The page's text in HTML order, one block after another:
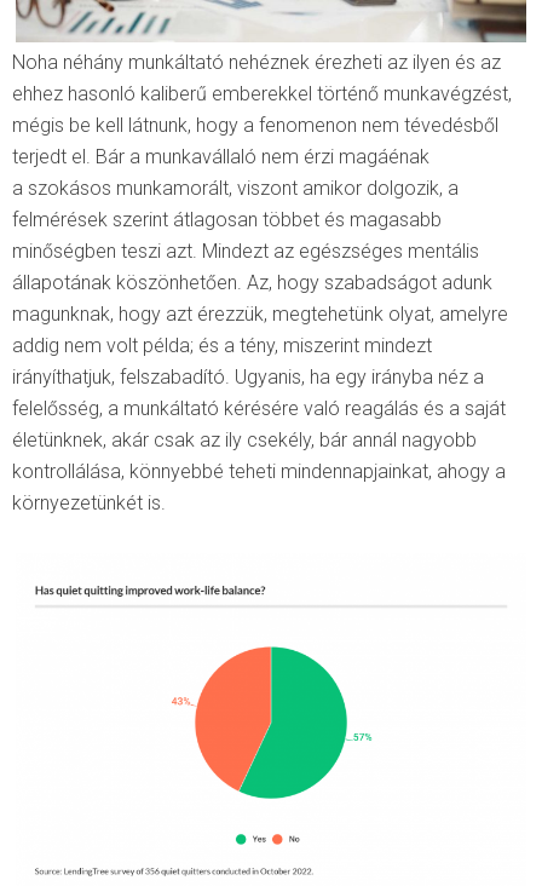
Noha néhány munkáltató nehéznek érezheti az ilyen és az
ehhez hasonló kaliberű emberekkel történő munkavégzést,
mégis be kell látnunk, hogy a fenomenon nem tévedésből
terjedt el. Bár a munkavállaló nem érzi magáénak
a szokásos munkamorált, viszont amikor dolgozik, a
felmérések szerint átlagosan többet és magasabb
minőségben teszi azt. Mindezt az egészséges mentális
állapotának köszönhetően. Az, hogy szabadságot adunk
magunknak, hogy azt érezzük, megtehetünk olyat, amelyre
addig nem volt példa; és a tény, miszerint mindezt
irányíthatjuk, felszabadító. Ugyanis, ha egy irányba néz a
felelősség, a munkáltató kérésére való reagálás és a saját
életünknek, akár csak az ily csekély, bár annál nagyobb
kontrollálása, könnyebbé teheti mindennapjainkat, ahogy a
környezetünkét is.